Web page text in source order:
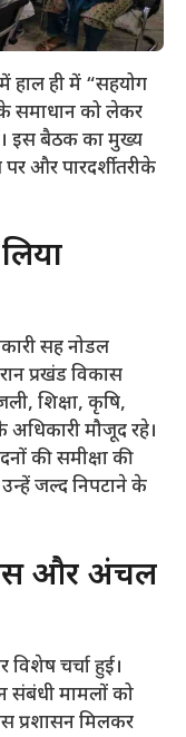
में हाल ही में “सहयोग
समाधान को लेकर
इस बैठक का मुख्य
और पारदर्शी तरीके
सह नोडल
प्रखंड विकास
शिक्षा, कृषि,
अधिकारी मौजूद रहे।
की समीक्षा की
जल्द निपटाने के
और अंचल
चर्चा हुई।
संबंधी मामलों को
प्रशासन मिलकर